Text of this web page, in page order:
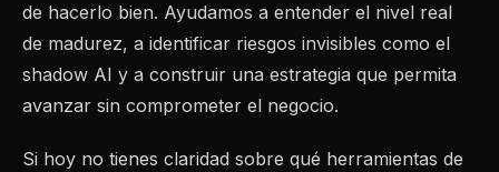
de hacerlo bien. Ayudamos a entender el nivel real
de madurez, a identificar riesgos invisibles como el
shadow AI y a construir una estrategia que permita
avanzar sin comprometer el negocio.
Si hoy no tienes claridad sobre qué herramientas de